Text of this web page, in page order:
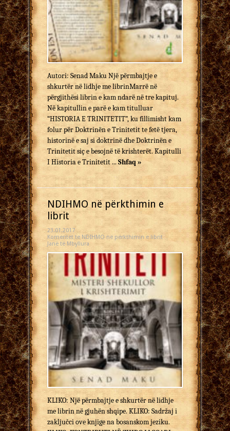
Autori: Senad Maku Një përmbajtje e
shkurtër në lidhje me librinMarrë në
përgjithësi librin e kam ndarë në tre kapituj.
Në kapitullin e parë e kam titulluar
“HISTORIA E TRINITETIT”, ku fillimisht kam
folur për Doktrinën e Trinitetit te fetë tjera,
historinë e saj si doktrinë dhe Doktrinën e
Trinitetit siç e besojnë të krishterët. Kapitulli
I Historia e Trinitetit ...Shfaq »
NDIHMO në përkthimin e
librit
23.01.2017
Komentet te NDIHMO në përkthimin e librit
Janë të Mbyllura
KLIKO: Një përmbajtje e shkurtër në lidhje
me librin në gjuhën shqipe. KLIKO: Sadržaj i
zaključci ove knjige na bosanskom jeziku.